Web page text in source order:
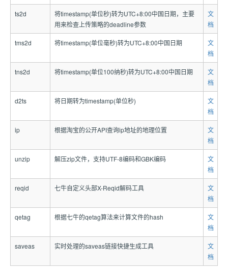
ts2d
将timestamp(单位秒)转为UTC+8:00中国日期，主要
用来检查上传策略的deadline参数
文
档
tms2d 将timestamp(单位毫秒)转为UTC+8:00中国日期
文
档
tns2d 将timestamp(单位100纳秒)转为UTC+8:00中国日期
文
档
d2ts 将日期转为timestamp(单位秒)
文
档
ip 根据淘宝的公开API查询ip地址的地理位置
文
档
unzip 解压zip文件，支持UTF-8编码和GBK编码
文
档
reqid 七牛自定义头部X-Reqid解码工具
文
档
qetag 根据七牛的qetag算法来计算文件的hash
文
档
saveas 实时处理的saveas链接快捷生成工具
文
档